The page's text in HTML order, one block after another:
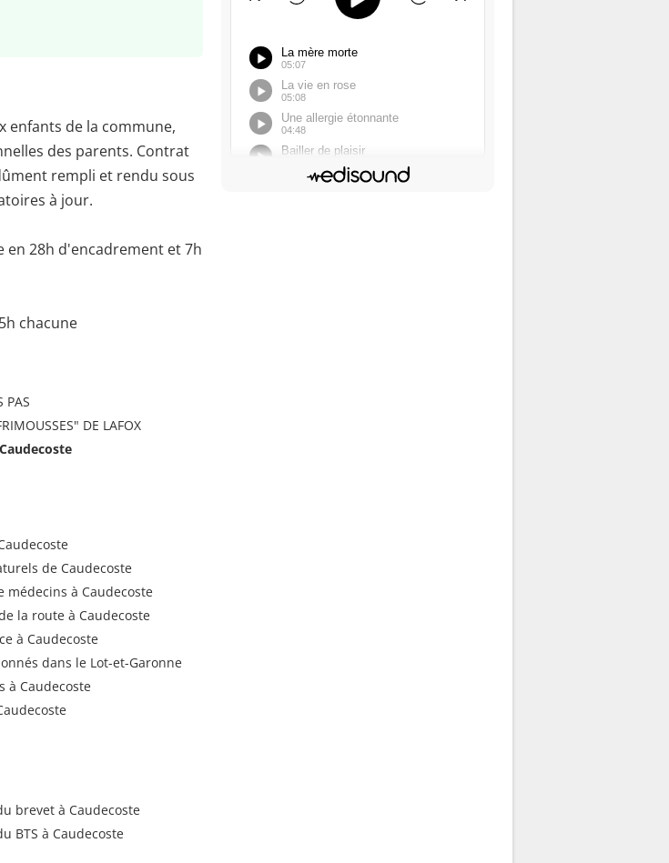
enfants de la commune,
des parents. Contrat
rempli et rendu sous
à jour.
en 28h d'encadrement et 7h
chacune
PAS
DE LAFOX
de Caudecoste
médecins à Caudecoste
la route à Caudecoste
à Caudecoste
dans le Lot-et-Garonne
à Caudecoste
brevet à Caudecoste
BTS à Caudecoste